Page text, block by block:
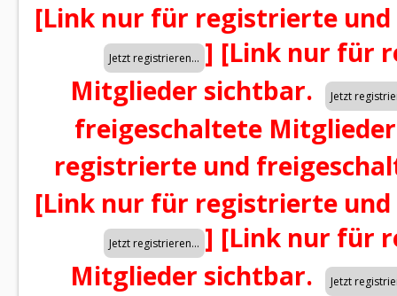
[Link nur für registrierte
] [Link nur für
Mitglieder sichtbar.
freigeschaltete
registrierte und
[Link nur für registrierte
] [Link nur für
Mitglieder sichtbar.